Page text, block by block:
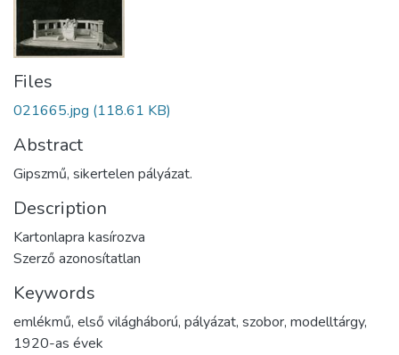
Files
021665.jpg (118.61 KB)
Abstract
Gipszmű, sikertelen pályázat.
Description
Kartonlapra kasírozva
Szerző azonosítatlan
Keywords
emlékmű, első világháború, pályázat, szobor, modelltárgy,
1920-as évek